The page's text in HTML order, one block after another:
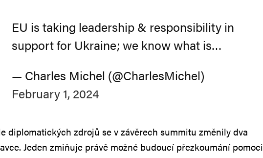
EU is taking leadership & responsibility in
support for Ukraine; we know what is…
— Charles Michel (@CharlesMichel)
February 1, 2024
diplomatických zdrojů se v závěrech summitu změnily dva
Jeden zmiňuje právě možné budoucí přezkoumání pomoci